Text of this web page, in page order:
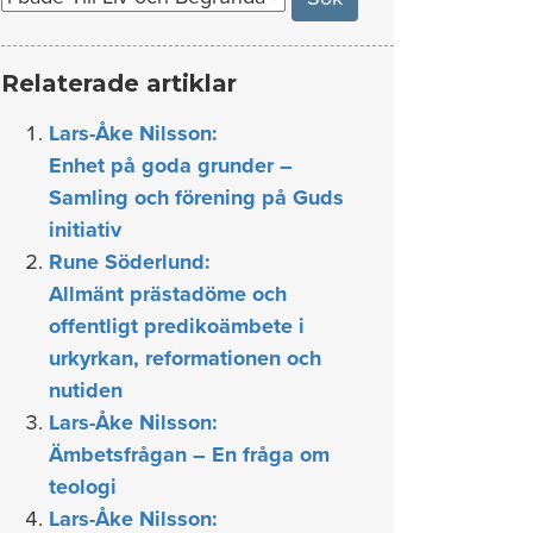
Relaterade artiklar
Lars-Åke Nilsson:
Enhet på goda grunder –
Samling och förening på Guds
initiativ
Rune Söderlund:
Allmänt prästadöme och
offentligt predikoämbete i
urkyrkan, reformationen och
nutiden
Lars-Åke Nilsson:
Ämbetsfrågan – En fråga om
teologi
Lars-Åke Nilsson: